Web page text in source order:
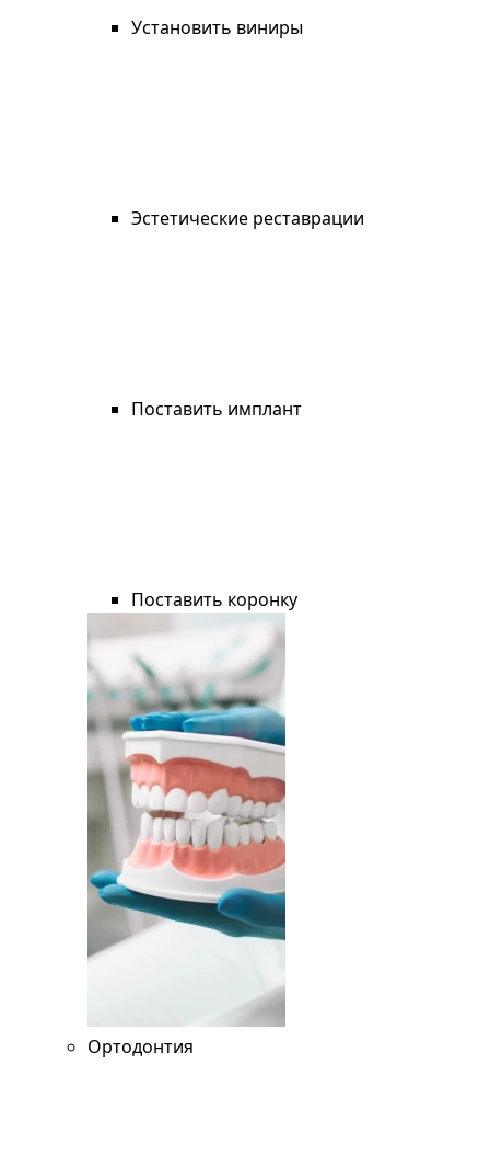
Установить виниры
Эстетические реставрации
Поставить имплант
Поставить коронку
Ортодонтия